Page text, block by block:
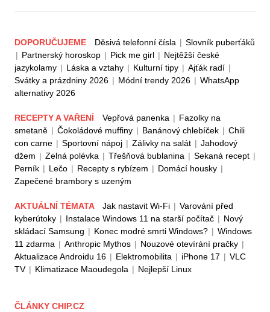
DOPORUČUJEME Děsivá telefonní čísla | Slovník puberťáků
| Partnerský horoskop | Pick me girl | Nejtěžší české
jazykolamy | Láska a vztahy | Kulturní tipy | Ajťák radí |
Svátky a prázdniny 2026 | Módní trendy 2026 | WhatsApp
alternativy 2026
RECEPTY A VAŘENÍ Vepřová panenka | Fazolky na
smetaně | Čokoládové muffiny | Banánový chlebíček | Chili
con carne | Sportovní nápoj | Zálivky na salát | Jahodový
džem | Zelná polévka | Třešňová bublanina | Sekaná recept |
Perník | Lečo | Recepty s rybízem | Domácí housky |
Zapečené brambory s uzeným
AKTUÁLNÍ TÉMATA Jak nastavit Wi-Fi | Varování před
kyberútoky | Instalace Windows 11 na starší počítač | Nový
skládací Samsung | Konec modré smrti Windows? | Windows
11 zdarma | Anthropic Mythos | Nouzové otevírání pračky |
Aktualizace Androidu 16 | Elektromobilita | iPhone 17 | VLC
TV | Klimatizace Maoudegola | Nejlepší Linux
ČLÁNKY CHIP.CZ